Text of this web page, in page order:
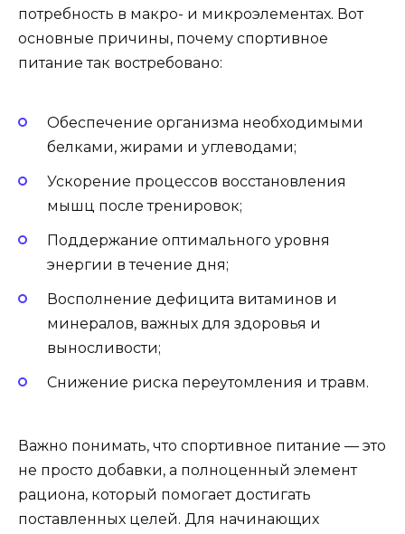
потребность в макро- и микроэлементах. Вот
основные причины, почему спортивное
питание так востребовано:
Обеспечение организма необходимыми
белками, жирами и углеводами;
Ускорение процессов восстановления
мышц после тренировок;
Поддержание оптимального уровня
энергии в течение дня;
Восполнение дефицита витаминов и
минералов, важных для здоровья и
выносливости;
Снижение риска переутомления и травм.
Важно понимать, что спортивное питание — это
не просто добавки, а полноценный элемент
рациона, который помогает достигать
поставленных целей. Для начинающих